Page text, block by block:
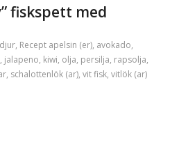
fiskspett med
, Recept apelsin (er), avokado,
, jalapeno, kiwi, olja, persilja, rapsolja,
, schalottenlök (ar), vit fisk, vitlök (ar)